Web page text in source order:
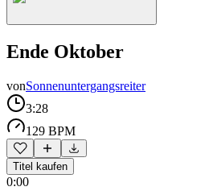
Ende Oktober
vonSonnenuntergangsreiter
3:28
129 BPM
Titel kaufen
0:00